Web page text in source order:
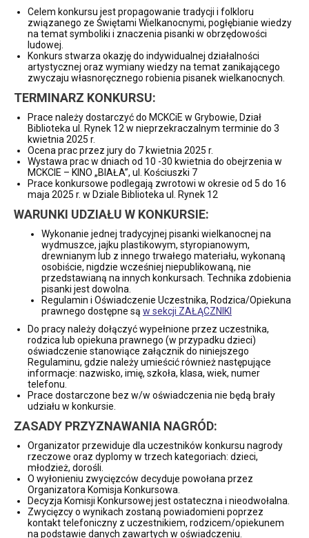
Celem konkursu jest propagowanie tradycji i folkloru
związanego ze Świętami Wielkanocnymi, pogłębianie wiedzy
na temat symboliki i znaczenia pisanki w obrzędowości
ludowej.
Konkurs stwarza okazję do indywidualnej działalności
artystycznej oraz wymiany wiedzy na temat zanikającego
zwyczaju własnoręcznego robienia pisanek wielkanocnych.
TERMINARZ KONKURSU:
Prace należy dostarczyć do MCKCiE w Grybowie, Dział
Biblioteka ul. Rynek 12 w nieprzekraczalnym terminie do 3
kwietnia 2025 r.
Ocena prac przez jury do 7 kwietnia 2025 r.
Wystawa prac w dniach od 10 -30 kwietnia do obejrzenia w
MCKCIE – KINO „BIAŁA”, ul. Kościuszki 7
Prace konkursowe podlegają zwrotowi w okresie od 5 do 16
maja 2025 r. w Dziale Biblioteka ul. Rynek 12
WARUNKI UDZIAŁU W KONKURSIE:
Wykonanie jednej tradycyjnej pisanki wielkanocnej na
wydmuszce, jajku plastikowym, styropianowym,
drewnianym lub z innego trwałego materiału, wykonaną
osobiście, nigdzie wcześniej niepublikowaną, nie
przedstawianą na innych konkursach. Technika zdobienia
pisanki jest dowolna.
Regulamin i Oświadczenie Uczestnika, Rodzica/Opiekuna
prawnego dostępne są w sekcji ZAŁĄCZNIKI
Do pracy należy dołączyć wypełnione przez uczestnika,
rodzica lub opiekuna prawnego (w przypadku dzieci)
oświadczenie stanowiące załącznik do niniejszego
Regulaminu, gdzie należy umieścić również następujące
informacje: nazwisko, imię, szkoła, klasa, wiek, numer
telefonu.
Prace dostarczone bez w/w oświadczenia nie będą brały
udziału w konkursie.
ZASADY PRZYZNAWANIA NAGRÓD:
Organizator przewiduje dla uczestników konkursu nagrody
rzeczowe oraz dyplomy w trzech kategoriach: dzieci,
młodzież, dorośli.
O wyłonieniu zwycięzców decyduje powołana przez
Organizatora Komisja Konkursowa.
Decyzja Komisji Konkursowej jest ostateczna i nieodwołalna.
Zwycięzcy o wynikach zostaną powiadomieni poprzez
kontakt telefoniczny z uczestnikiem, rodzicem/opiekunem
na podstawie danych zawartych w oświadczeniu.